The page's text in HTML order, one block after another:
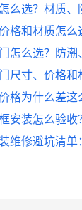
么选？材质
格和材质怎
怎么选？防
尺寸、价格
格为什么差
安装怎么验
维修避坑清